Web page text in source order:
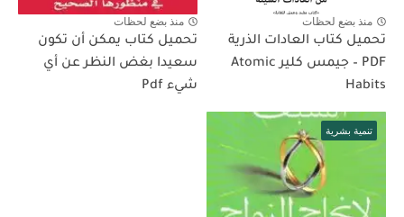
منذ بضع لحظات
تحميل كتاب العادات الذرية
PDF – جيمس كلير Atomic
Habits
منذ بضع لحظات
تحميل كتاب يمكن أن تكون
سعيدا بغض النظر عن أي
شيء Pdf
تنمية بشرية